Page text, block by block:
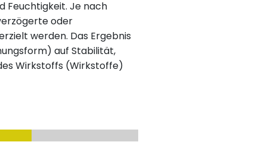
Feuchtigkeit. Je nach
oder
werden. Das Ergebnis
auf Stabilität,
Wirkstoffs (Wirkstoffe)